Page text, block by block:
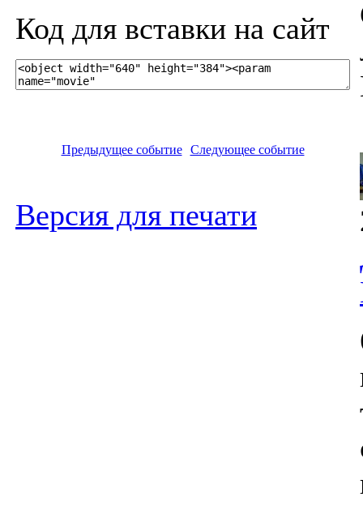
Код для вставки на сайт
Предыдущее событие Следующее событие
Версия для печати